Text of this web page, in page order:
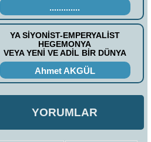
.............
YA SİYONİST-EMPERYALİST
HEGEMONYA
VEYA YENİ VE ADİL BİR DÜNYA
Ahmet AKGÜL
YORUMLAR